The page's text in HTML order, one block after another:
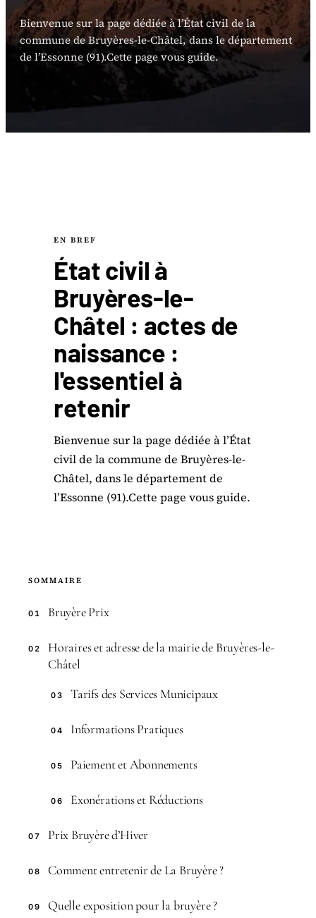
Bienvenue sur la page dédiée à l’État civil de la
commune de Bruyères-le-Châtel, dans le département
de l’Essonne (91).Cette page vous guide.
EN BREF
État civil à
Bruyères-le-
Châtel : actes de
naissance :
l'essentiel à
retenir
Bienvenue sur la page dédiée à l’État
civil de la commune de Bruyères-le-
Châtel, dans le département de
l’Essonne (91).Cette page vous guide.
SOMMAIRE
01 Bruyère Prix
02
Horaires et adresse de la mairie de Bruyères-le-
Châtel
03 Tarifs des Services Municipaux
04 Informations Pratiques
05 Paiement et Abonnements
06 Exonérations et Réductions
07 Prix Bruyère d’Hiver
08 Comment entretenir de La Bruyère ?
09 Quelle exposition pour la bruyère ?